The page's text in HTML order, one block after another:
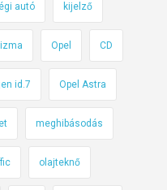
autó kijelző
Opel CD
id.7 Opel Astra
meghibásodás
olajteknő